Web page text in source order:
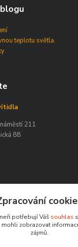
teplotu světla.
211
88
potřebují Váš souhlas
zobrazovat
zájmů.